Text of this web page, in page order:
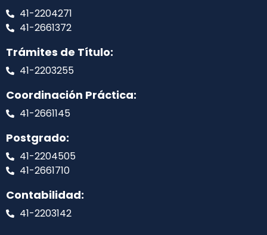
41-2204271
41-2661372
Trámites de Título:
41-2203255
Coordinación Práctica:
41-2661145
Postgrado:
41-2204505
41-2661710
Contabilidad:
41-2203142